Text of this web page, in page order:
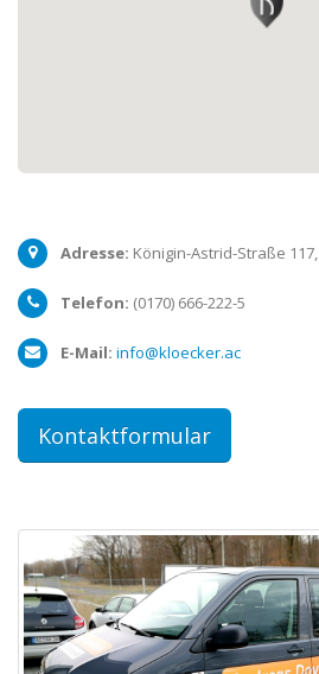
Adresse: Königin-Astrid-Straße 117,
Telefon: (0170) 666-222-5
E-Mail: info@kloecker.ac
Kontaktformular